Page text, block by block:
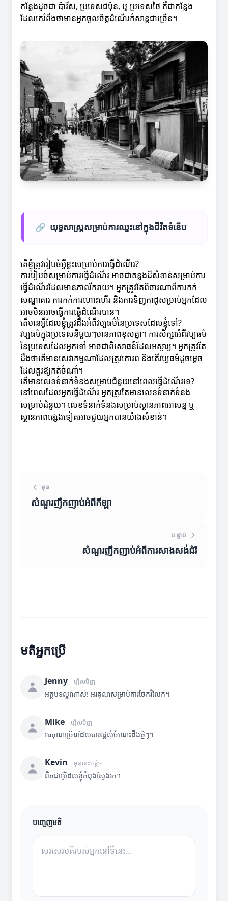
កន្លែងដូចជា ប៉ារីស, ប្រទេសជប៉ុន, ឬ ប្រទេសថៃ គឺជាកន្លែង
ដែលគេរំពឹងថាមានអ្នកចូលចិត្តដំណើរកំសាន្តជាច្រើន។
🔗 យុទ្ធសាស្ត្រសម្រាប់ការឈ្នះនៅក្នុងជីវិតទំនើប
តើខ្ញុំត្រូវរៀបចំអ្វីខ្លះសម្រាប់ការធ្វើដំណើរ?
ការរៀបចំសម្រាប់ការធ្វើដំណើរ អាចជាគន្លងដ៏សំខាន់សម្រាប់ការ
ធ្វើដំណើរដែលមានភាពរីករាយ។ អ្នកត្រូវតែពិចារណាពីការកក់
សណ្ឋាគារ ការកក់ការហោះហើរ និងការទិញកាដូសម្រាប់អ្នកដែល
អាចមិនអាចធ្វើការធ្វើដំណើរបាន។
តើមានអ្វីដែលខ្ញុំត្រូវដឹងអំពីវប្បធម៌នៃប្រទេសដែលខ្ញុំទៅ?
វប្បធម៌ក្នុងប្រទេសនីមួយៗមានភាពខុសគ្នា។ ការសិក្សាអំពីវប្បធម៌
នៃប្រទេសដែលអ្នកទៅ អាចជាពិសោធន៍ដែលអស្ចារ្យ។ អ្នកត្រូវតែ
ដឹងថាតើមានសេវាកម្មណាដែលត្រូវគោរព និងតើវប្បធម៌ដូចម្តេច
ដែលគួរឱ្យកត់ចំណាំ។
តើមានលេខទំនាក់ទំនងសម្រាប់ជំនួយនៅពេលធ្វើដំណើរទេ?
នៅពេលដែលអ្នកធ្វើដំណើរ អ្នកត្រូវតែមានលេខទំនាក់ទំនង
សម្រាប់ជំនួយ។ លេខទំនាក់ទំនងសម្រាប់ស្ថានភាពអាសន្ន ឬ
ស្ថានភាពផ្សេងទៀតអាចជួយអ្នកបានយ៉ាងសំខាន់។
មុន
សំណួរញឹកញាប់អំពីកីឡា
បន្ទាប់
សំណួរញឹកញាប់អំពីការសាងសង់ដំរី
មតិអ្នកប្រើ
Jenny ម្សិលមិញ
អត្ថបទល្អណាស់! អរគុណសម្រាប់ការចែករំលែក។
Mike ម្សិលមិញ
អរគុណច្រើនដែលបានផ្តល់ចំណេះដឹងថ្មីៗ។
Kevin មុននេះបន្តិច
ពិតជាអ្វីដែលខ្ញុំកំពុងស្វែងរក។
បញ្ចេញមតិ